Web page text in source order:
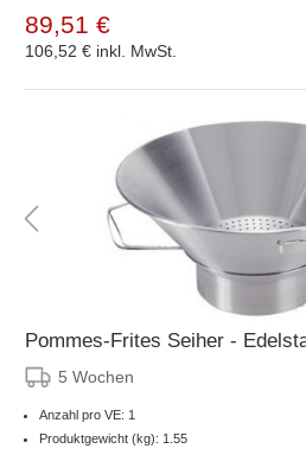
89,51 €
106,52 € inkl. MwSt.
Pommes-Frites Seiher -
5 Wochen
Anzahl pro VE: 1
Produktgewicht (kg): 1.55